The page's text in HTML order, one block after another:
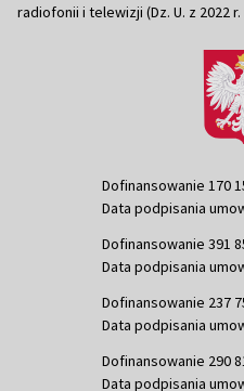
radiofonii i telewizji (Dz. U. z 2022
Dofinansowanie 170
Data podpisania
Dofinansowanie 391
Data podpisania
Dofinansowanie 237
Data podpisania
Dofinansowanie 290
Data podpisania